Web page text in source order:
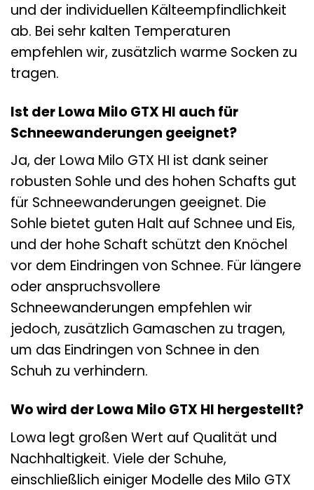
und der individuellen Kälteempfindlichkeit
ab. Bei sehr kalten Temperaturen
empfehlen wir, zusätzlich warme Socken zu
tragen.
Ist der Lowa Milo GTX HI auch für
Schneewanderungen geeignet?
Ja, der Lowa Milo GTX HI ist dank seiner
robusten Sohle und des hohen Schafts gut
für Schneewanderungen geeignet. Die
Sohle bietet guten Halt auf Schnee und Eis,
und der hohe Schaft schützt den Knöchel
vor dem Eindringen von Schnee. Für längere
oder anspruchsvollere
Schneewanderungen empfehlen wir
jedoch, zusätzlich Gamaschen zu tragen,
um das Eindringen von Schnee in den
Schuh zu verhindern.
Wo wird der Lowa Milo GTX HI hergestellt?
Lowa legt großen Wert auf Qualität und
Nachhaltigkeit. Viele der Schuhe,
einschließlich einiger Modelle des Milo GTX